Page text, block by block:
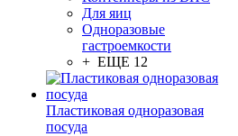
Для яиц
Одноразовые
гастроемкости
+ ЕЩЕ 12
Пластиковая одноразовая
посуда